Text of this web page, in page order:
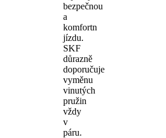
bezpečnou
a
komfortn
jízdu.
SKF
důrazně
doporučuje
vyměnu
vinutých
pružin
vždy
v
páru.